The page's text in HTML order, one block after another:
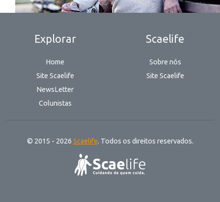
Explorar
Home
Site Scaelife
NewsLetter
Colunistas
Scaelife
Sobre nós
Site Scaelife
© 2015 - 2026 Scaelife. Todos os direitos reservados.